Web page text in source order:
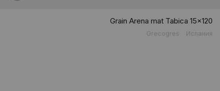
Grain Arena mat Tabica 15x120
Grecogres Испания